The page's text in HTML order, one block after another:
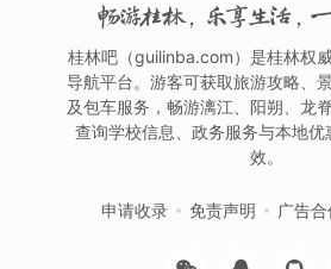
畅游桂林，乐享生活，一
桂林吧（guilinba.com）是桂林权
导航平台。游客可获取旅游攻略、
及包车服务，畅游漓江、阳朔、龙
查询学校信息、政务服务与本地优
效。
申请收录 免责声明 广告